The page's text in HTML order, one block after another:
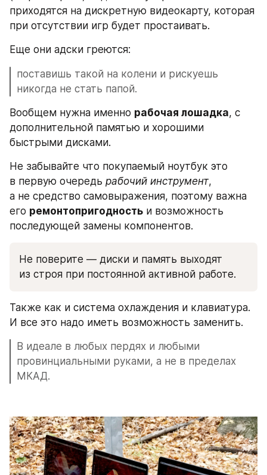
приходятся на дискретную видеокарту, которая
при отсутствии игр будет простаивать.
Еще они адски греются:
поставишь такой на колени и рискуешь
никогда не стать папой.
Вообщем нужна именно рабочая лошадка, с
дополнительной памятью и хорошими
быстрыми дисками.
Не забывайте что покупаемый ноутбук это
в первую очередь рабочий инструмент,
а не средство самовыражения, поэтому важна
его ремонтопригодность и возможность
последующей замены компонентов.
Не поверите — диски и память выходят
из строя при постоянной активной работе.
Также как и система охлаждения и клавиатура.
И все это надо иметь возможность заменить.
В идеале в любых пердях и любыми
провинциальными руками, а не в пределах
МКАД.